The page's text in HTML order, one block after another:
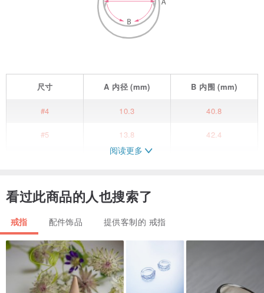
尺寸 A 内径(mm) B 内围 (mm)
#4 10.3 40.8
#5 13.8 42.4
14.1
#8 14.9
15.3
#10 16.3
#11 16.7
阅读更多
看过此商品的人也搜索了
戒指 配件饰品 提供客制的 戒指